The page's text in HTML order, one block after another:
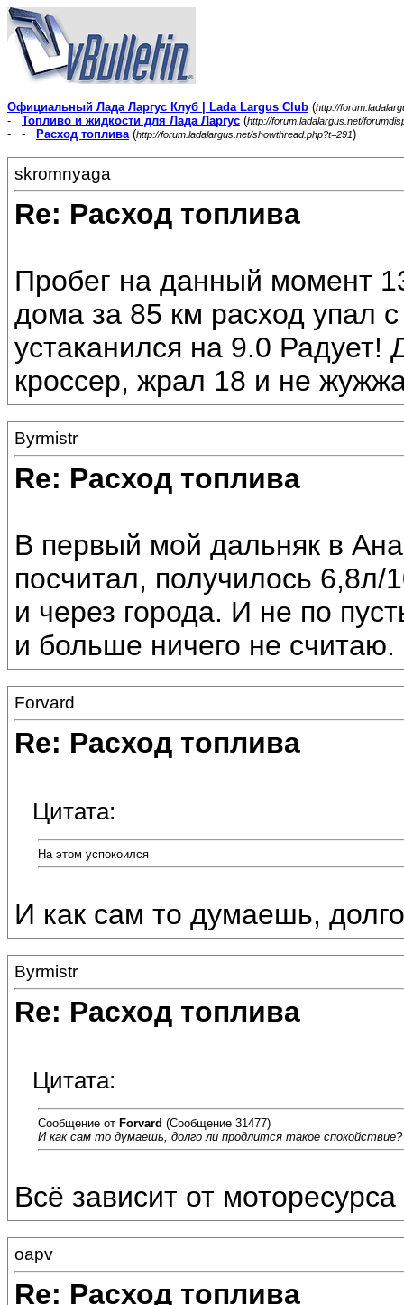
Официальный Лада Ларгус Клуб | Lada Largus Club (http://
- Топливо и жидкости для Лада Ларгус (http://forum.ladalargus.net/
- - Расход топлива(http://forum.ladalargus.net/showthread.php?t=291)
skromnyaga
Re: Расход топлива
Пробег на данный момент
дома за 85 км расход упал
устаканился на 9.0
кроссер, жрал 18 и не
Byrmistr
Re: Расход топлива
В первый мой дальняк в
посчитал, получилось 6,8л/
и через города. И не по
и больше ничего не считаю.
Forvard
Re: Расход топлива
Цитата:
На этом успокоился
И как сам то думаешь,
Byrmistr
Re: Расход топлива
Цитата:
Сообщение от Forvard (Сообщение 31477)
И как сам то думаешь, долго ли продлится такое спокойствие?
Всё зависит от моторесурса
oapv
Re: Расход топлива